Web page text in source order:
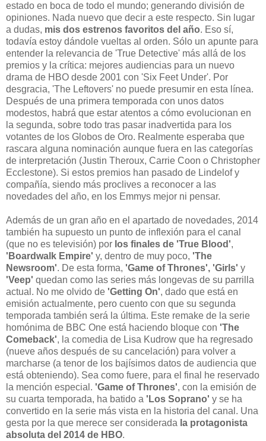
estado en boca de todo el mundo; generando división de
opiniones. Nada nuevo que decir a este respecto. Sin lugar
a dudas, mis dos estrenos favoritos del año. Eso sí,
todavía estoy dándole vueltas al orden. Sólo un apunte para
entender la relevancia de 'True Detective' más allá de los
premios y la crítica: mejores audiencias para un nuevo
drama de HBO desde 2001 con 'Six Feet Under'. Por
desgracia, 'The Leftovers' no puede presumir en esta línea.
Después de una primera temporada con unos datos
modestos, habrá que estar atentos a cómo evolucionan en
la segunda, sobre todo tras pasar inadvertida para los
votantes de los Globos de Oro. Realmente esperaba que
rascara alguna nominación aunque fuera en las categorías
de interpretación (Justin Theroux, Carrie Coon o Christopher
Ecclestone). Si estos premios han pasado de Lindelof y
compañía, siendo más proclives a reconocer a las
novedades del año, en los Emmys mejor ni pensar.
Además de un gran año en el apartado de novedades, 2014
también ha supuesto un punto de inflexión para el canal
(que no es televisión) por los finales de 'True Blood',
'Boardwalk Empire' y, dentro de muy poco, 'The
Newsroom'. De esta forma, 'Game of Thrones', 'Girls' y
'Veep' quedan como las series más longevas de su parrilla
actual. No me olvido de 'Getting On', dado que está en
emisión actualmente, pero cuento con que su segunda
temporada también será la última. Este remake de la serie
homónima de BBC One está haciendo bloque con 'The
Comeback', la comedia de Lisa Kudrow que ha regresado
(nueve años después de su cancelación) para volver a
marcharse (a tenor de los bajísimos datos de audiencia que
está obteniendo). Sea como fuere, para el final he reservado
la mención especial. 'Game of Thrones', con la emisión de
su cuarta temporada, ha batido a 'Los Soprano' y se ha
convertido en la serie más vista en la historia del canal. Una
gesta por la que merece ser considerada la protagonista
absoluta del 2014 de HBO.